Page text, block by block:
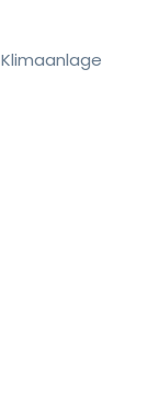
Klimaanlage